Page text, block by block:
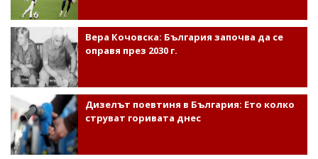
Вера Кочовска: България започва да се
оправя през 2030 г.
Дизелът поевтиня в България: Ето колко
струват горивата днес